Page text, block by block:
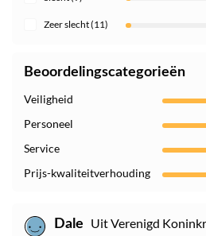
Zeer slecht (11)
Beoordelingscategorieën
Veiligheid
Personeel
Service
Prijs-kwaliteitverhouding
Dale Uit Verenigd